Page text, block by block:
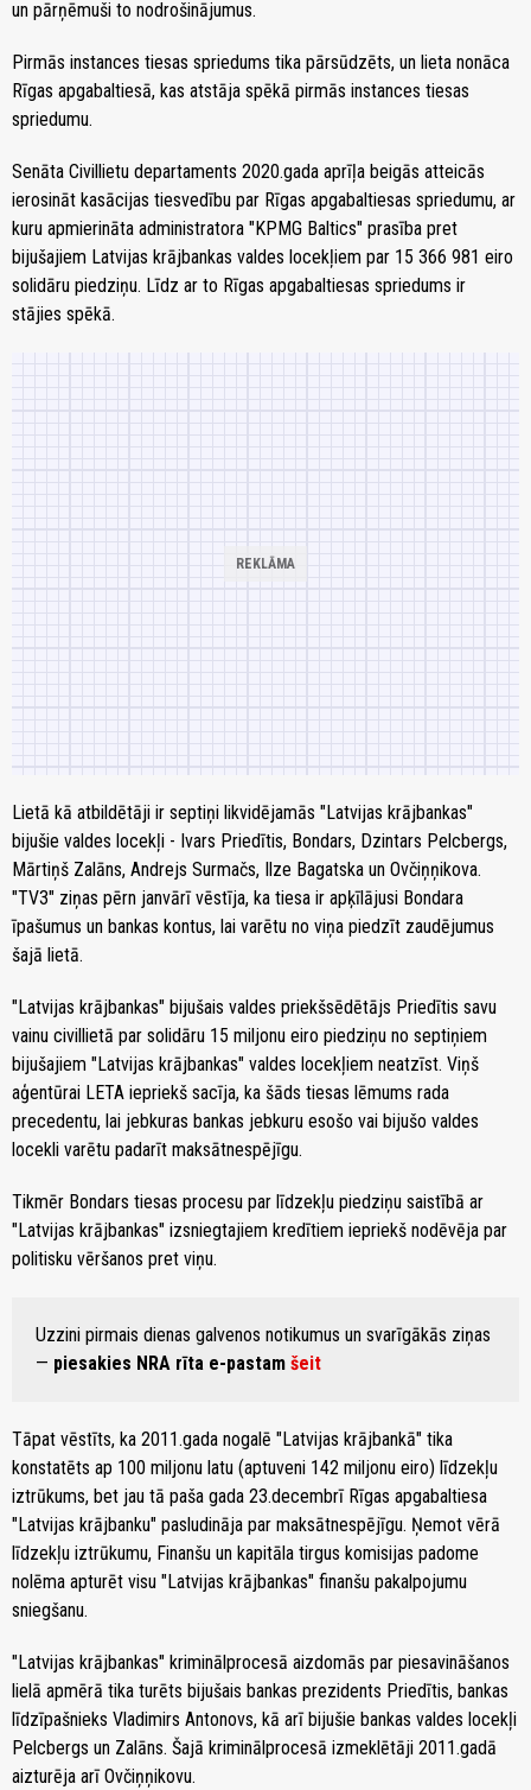
un pārņēmuši to nodrošinājumus.
Pirmās instances tiesas spriedums tika pārsūdzēts, un lieta nonāca
Rīgas apgabaltiesā, kas atstāja spēkā pirmās instances tiesas
spriedumu.
Senāta Civillietu departaments 2020.gada aprīļa beigās atteicās
ierosināt kasācijas tiesvedību par Rīgas apgabaltiesas spriedumu, ar
kuru apmierināta administratora "KPMG Baltics" prasība pret
bijušajiem Latvijas krājbankas valdes locekļiem par 15 366 981 eiro
solidāru piedziņu. Līdz ar to Rīgas apgabaltiesas spriedums ir
stājies spēkā.
Lietā kā atbildētāji ir septiņi likvidējamās "Latvijas krājbankas"
bijušie valdes locekļi - Ivars Priedītis, Bondars, Dzintars Pelcbergs,
Mārtiņš Zalāns, Andrejs Surmačs, Ilze Bagatska un Ovčiņņikova.
"TV3" ziņas pērn janvārī vēstīja, ka tiesa ir apķīlājusi Bondara
īpašumus un bankas kontus, lai varētu no viņa piedzīt zaudējumus
šajā lietā.
"Latvijas krājbankas" bijušais valdes priekšsēdētājs Priedītis savu
vainu civillietā par solidāru 15 miljonu eiro piedziņu no septiņiem
bijušajiem "Latvijas krājbankas" valdes locekļiem neatzīst. Viņš
aģentūrai LETA iepriekš sacīja, ka šāds tiesas lēmums rada
precedentu, lai jebkuras bankas jebkuru esošo vai bijušo valdes
locekli varētu padarīt maksātnespējīgu.
Tikmēr Bondars tiesas procesu par līdzekļu piedziņu saistībā ar
"Latvijas krājbankas" izsniegtajiem kredītiem iepriekš nodēvēja par
politisku vēršanos pret viņu.
Uzzini pirmais dienas galvenos notikumus un svarīgākās ziņas
— piesakies NRA rīta e-pastam šeit
Tāpat vēstīts, ka 2011.gada nogalē "Latvijas krājbankā" tika
konstatēts ap 100 miljonu latu (aptuveni 142 miljonu eiro) līdzekļu
iztrūkums, bet jau tā paša gada 23.decembrī Rīgas apgabaltiesa
"Latvijas krājbanku" pasludināja par maksātnespējīgu. Ņemot vērā
līdzekļu iztrūkumu, Finanšu un kapitāla tirgus komisijas padome
nolēma apturēt visu "Latvijas krājbankas" finanšu pakalpojumu
sniegšanu.
"Latvijas krājbankas" kriminālprocesā aizdomās par piesavināšanos
lielā apmērā tika turēts bijušais bankas prezidents Priedītis, bankas
līdzīpašnieks Vladimirs Antonovs, kā arī bijušie bankas valdes locekļi
Pelcbergs un Zalāns. Šajā kriminālprocesā izmeklētāji 2011.gadā
aizturēja arī Ovčiņņikovu.